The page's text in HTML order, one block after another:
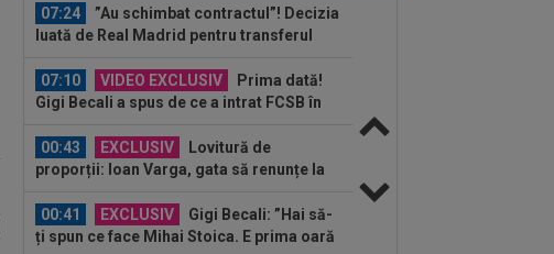
07:24
”Au schimbat contractul”! Decizia
luată de Real Madrid pentru transferul
07:10
VIDEO EXCLUSIV
Prima dată!
Gigi Becali a spus de ce a intrat FCSB în
00:43
EXCLUSIV
Lovitură de
proporții: Ioan Varga, gata să renunțe la
00:41
EXCLUSIV
Gigi Becali: ”Hai să-
ți spun ce face Mihai Stoica. E prima oară